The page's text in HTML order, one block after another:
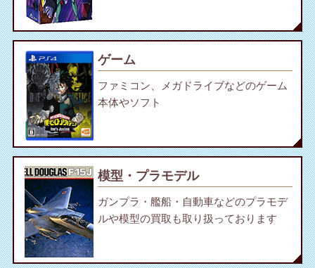
ゲーム
ファミコン、メガドライブなどのゲーム
本体やソフト
模型・プラモデル
ガンプラ・艦船・自動車などのプラモデ
ルや模型の買取も取り扱っております